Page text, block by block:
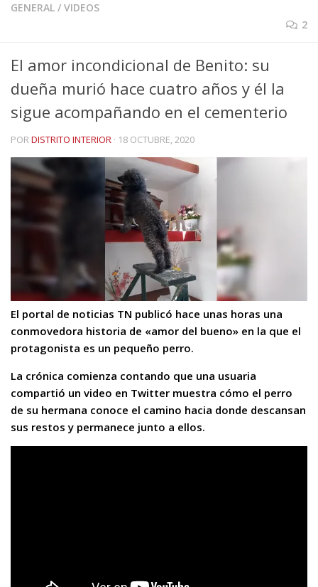
GENERAL / VIDEOS
2
El amor incondicional de Benito: su
dueña murió hace cuatro años y él la
sigue acompañando en el cementerio
PORDISTRITO INTERIOR · 18 OCTUBRE, 2020
El portal de noticias TN publicó hace unas horas una
conmovedora historia de «amor del bueno» en la que el
protagonista es un pequeño perro.
La crónica comienza contando que una usuaria
compartió un video en Twitter muestra cómo el perro
de su hermana conoce el camino hacia donde descansan
sus restos y permanece junto a ellos.